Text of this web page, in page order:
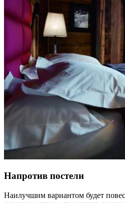
Напротив постели
Наилучшим вариантом будет